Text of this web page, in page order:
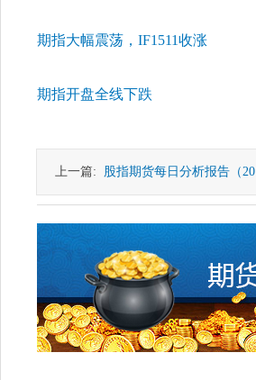
期指大幅震荡，IF1511收涨
期指开盘全线下跌
上一篇: 股指期货每日分析报告（